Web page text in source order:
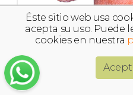
Éste sitio web usa
acepta su uso. Puede
cookies en nuestra